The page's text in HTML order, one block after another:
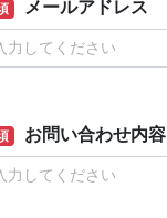
メールアドレス
お問い合わせ内容